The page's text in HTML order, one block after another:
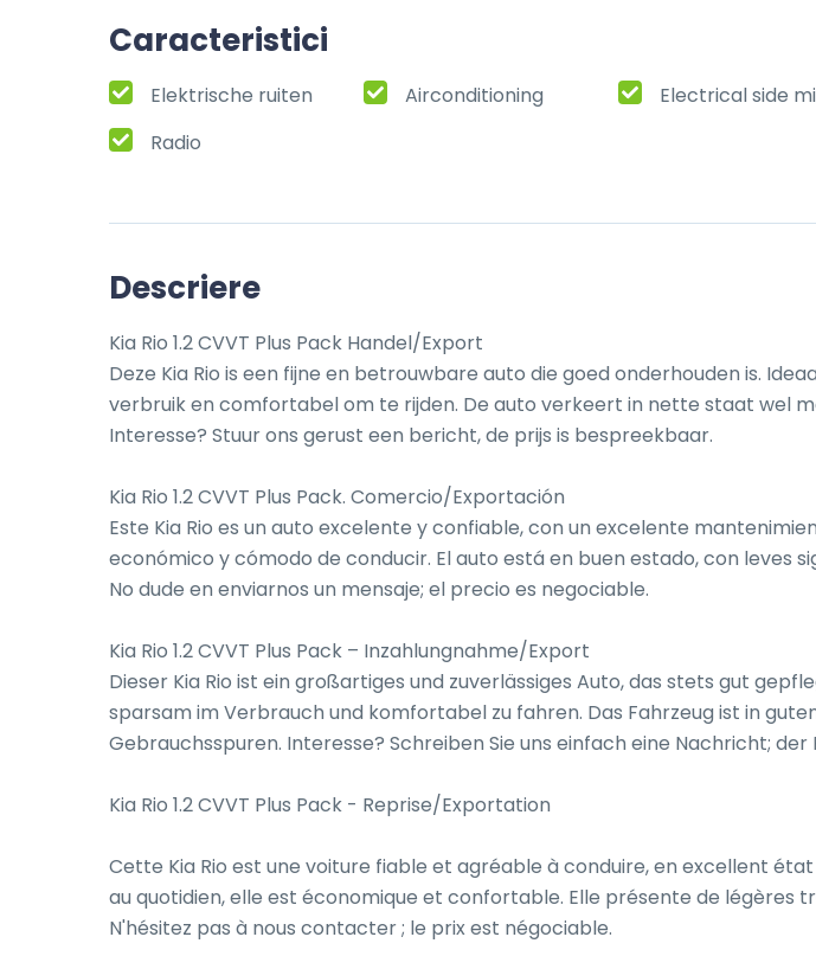
Caracteristici
Elektrische ruiten Airconditioning Electrical side
Radio
Descriere
Kia Rio 1.2 CVVT Plus Pack Handel/Export
Deze Kia Rio is een fijne en betrouwbare auto die goed onderhouden is.
verbruik en comfortabel om te rijden. De auto verkeert in nette staat wel
Interesse? Stuur ons gerust een bericht, de prijs is bespreekbaar.
Kia Rio 1.2 CVVT Plus Pack. Comercio/Exportación
Este Kia Rio es un auto excelente y confiable, con un excelente
económico y cómodo de conducir. El auto está en buen estado, con leves
No dude en enviarnos un mensaje; el precio es negociable.
Kia Rio 1.2 CVVT Plus Pack – Inzahlungnahme/Export
Dieser Kia Rio ist ein großartiges und zuverlässiges Auto, das stets gut
sparsam im Verbrauch und komfortabel zu fahren. Das Fahrzeug ist in
Gebrauchsspuren. Interesse? Schreiben Sie uns einfach eine Nachricht;
Kia Rio 1.2 CVVT Plus Pack - Reprise/Exportation
Cette Kia Rio est une voiture fiable et agréable à conduire, en excellent
au quotidien, elle est économique et confortable. Elle présente de légères
N'hésitez pas à nous contacter ; le prix est négociable.